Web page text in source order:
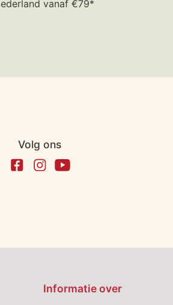
vanaf €79*
Volg ons
Informatie over